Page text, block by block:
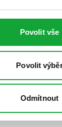
Povolit vše
Povolit
Odmítnout